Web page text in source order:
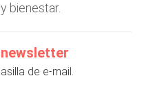
bienestar.
de e-mail.